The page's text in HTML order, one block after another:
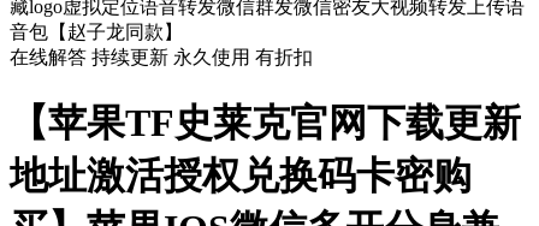
在线解答 持续更新 永久使用 有折扣
【苹果TF史莱克官网下载更新
地址激活授权兑换码卡密购